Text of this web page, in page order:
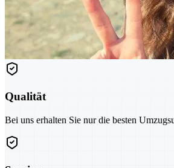
Qualität
Bei uns erhalten Sie nur die besten